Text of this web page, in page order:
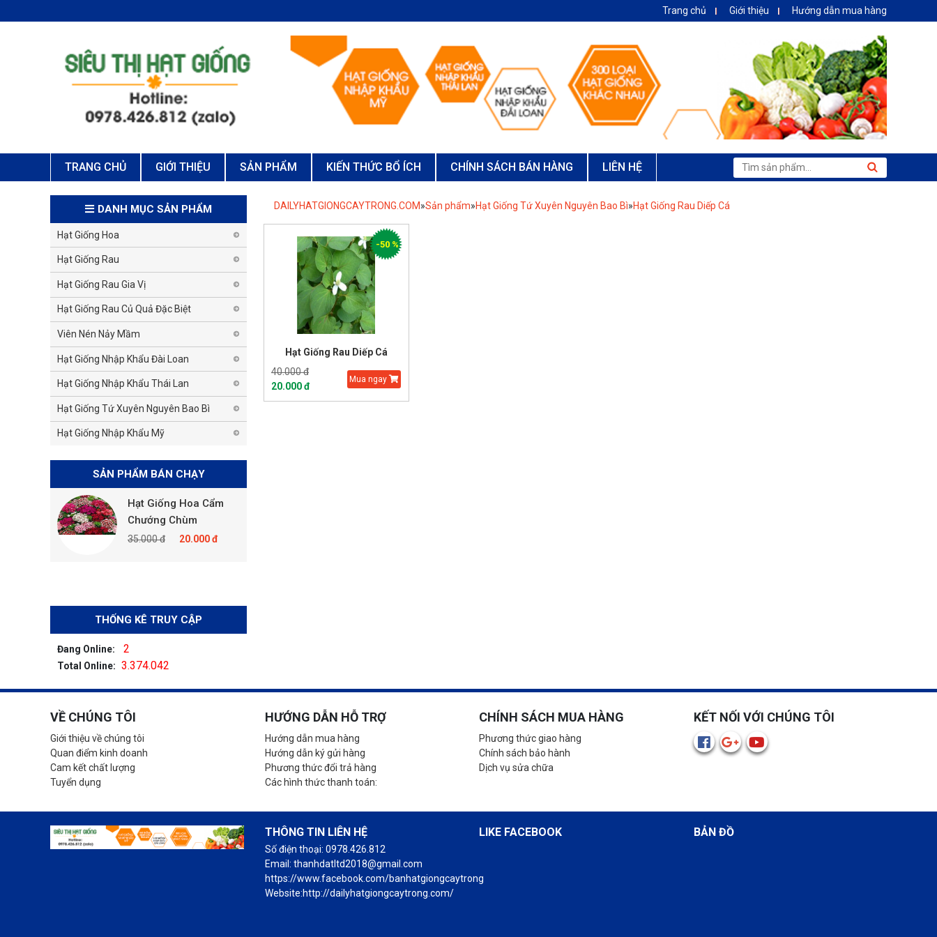
Trang chủ Giới thiệu Hướng dẫn mua hàng
TRANG CHỦ GIỚI THIỆU SẢN PHẨM KIẾN THỨC BỔ ÍCH CHÍNH SÁCH BÁN HÀNG LIÊN HỆ
DAILYHATGIONGCAYTRONG.COM»Sản phẩm»Hạt Giống Tứ Xuyên Nguyên Bao Bì»Hạt Giống Rau Diếp Cá
Hạt Giống Rau Diếp Cá
40.000 đ
20.000 đ
Mua ngay
-50 %
DANH MỤC SẢN PHẨM
Hạt Giống Hoa
Hạt Giống Rau
Hạt Giống Rau Gia Vị
Hạt Giống Rau Củ Quả Đặc Biệt
Viên Nén Nảy Mầm
Hạt Giống Nhập Khẩu Đài Loan
Hạt Giống Nhập Khẩu Thái Lan
Hạt Giống Tứ Xuyên Nguyên Bao Bì
Hạt Giống Nhập Khẩu Mỹ
SẢN PHẨM BÁN CHẠY
Hạt Giống Hoa Cẩm
Chướng Chùm
35.000 đ 20.000 đ
THỐNG KÊ TRUY CẬP
Đang Online: 2
Total Online: 3.374.042
VỀ CHÚNG TÔI
Giới thiệu về chúng tôi
Quan điểm kinh doanh
Cam kết chất lượng
Tuyển dụng
HƯỚNG DẪN HỖ TRỢ
Hướng dẫn mua hàng
Hướng dẫn ký gửi hàng
Phương thức đổi trả hàng
Các hình thức thanh toán:
CHÍNH SÁCH MUA HÀNG
Phương thức giao hàng
Chính sách bảo hành
Dịch vụ sửa chữa
KẾT NỐI VỚI CHÚNG TÔI
THÔNG TIN LIÊN HỆ
Số điện thoại: 0978.426.812
Email: thanhdatltd2018@gmail.com
https://www.facebook.com/banhatgiongcaytrong
Website:http://dailyhatgiongcaytrong.com/
LIKE FACEBOOK BẢN ĐỒ